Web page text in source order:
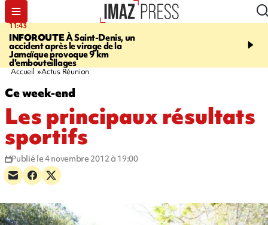
11:43
INFOROUTEÀ Saint-Denis, un
accident après le virage de la
Jamaïque provoque 9 km
d'embouteillages
16:35
gendarmes évacuent
Accueil Actus Réunion
Ce week-end
Les principaux résultats
sportifs
Publié le 4 novembre 2012 à 19:00